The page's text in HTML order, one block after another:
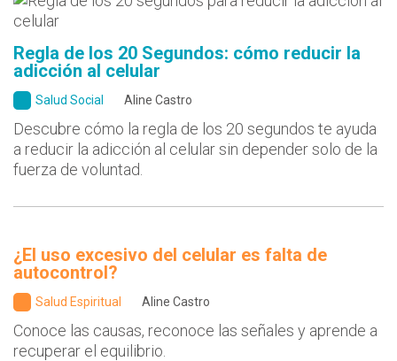
Regla de los 20 Segundos: cómo reducir la
adicción al celular
Salud Social Aline Castro
Descubre cómo la regla de los 20 segundos te ayuda
a reducir la adicción al celular sin depender solo de la
fuerza de voluntad.
¿El uso excesivo del celular es falta de
autocontrol?
Salud Espiritual Aline Castro
Conoce las causas, reconoce las señales y aprende a
recuperar el equilibrio.